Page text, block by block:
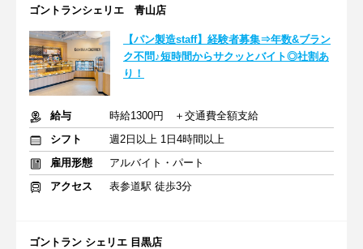
ゴントランシェリエ 青山店
【パン製造staff】経験者募集⇒年数&ブラン
ク不問♪短時間からサクッとバイト◎社割あ
り！
給与
時給1300円 ＋交通費全額支給
シフト
週2日以上 1日4時間以上
雇用形態
アルバイト・パート
アクセス
表参道駅 徒歩3分
ゴントラン シェリエ 目黒店